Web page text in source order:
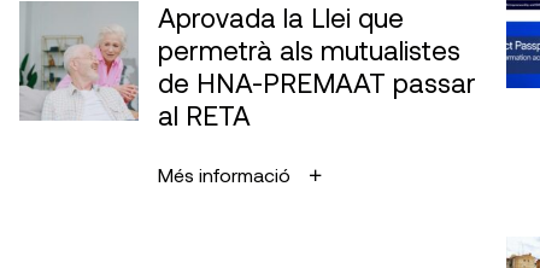
Aprovada la Llei que
permetrà als mutualistes
de HNA-PREMAAT passar
al RETA
Més informació